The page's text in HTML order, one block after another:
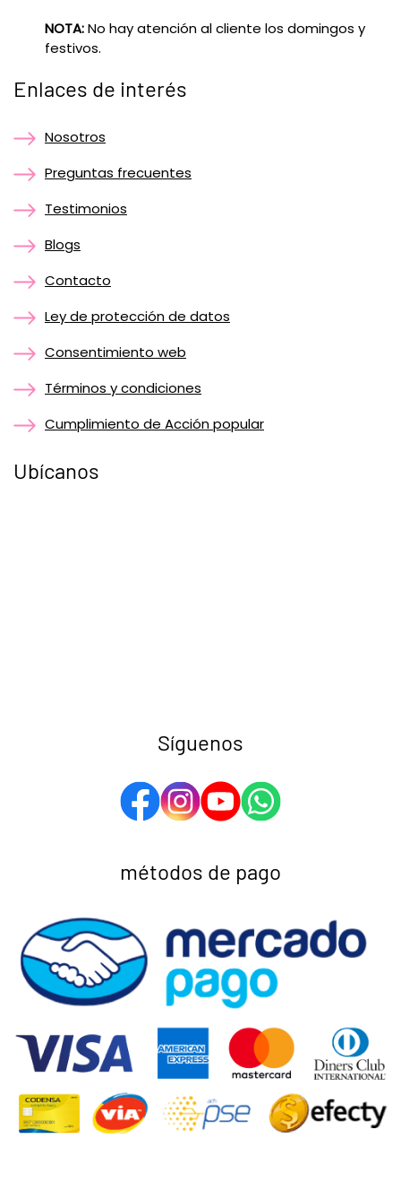
NOTA:No hay atención al cliente los domingos y
festivos.
Enlaces de interés
Nosotros
Preguntas frecuentes
Testimonios
Blogs
Contacto
Ley de protección de datos
Consentimiento web
Términos y condiciones
Cumplimiento de Acción popular
Ubícanos
Síguenos
métodos de pago